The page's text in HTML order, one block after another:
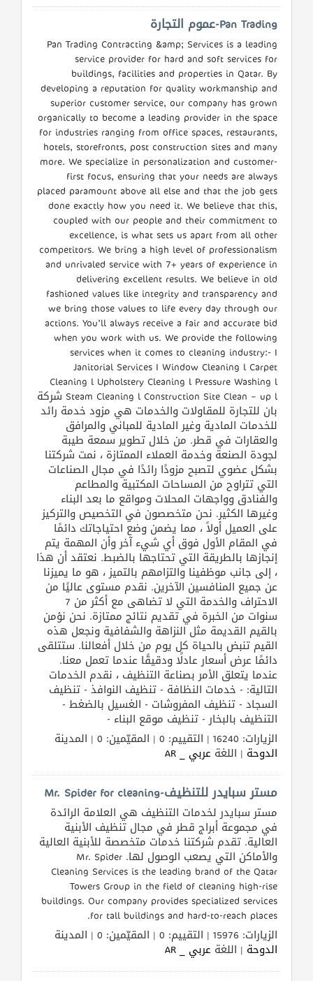
كيو
نمبر
كيو
كارز
كيو
ماركت
الدليل
القطري
POWERED
QHOST
Pan Trading-عموم التجارة
Pan Trading Contracting &amp; Services is a leading
service provider for hard and soft services for
buildings, facilities and properties in Qatar. By
developing a reputation for quality workmanship and
superior customer service, our company has grown
organically to become a leading provider in the space
for industries ranging from office spaces, restaurants,
hotels, storefronts, post construction sites and many
more. We specialize in personalization and customer-
first focus, ensuring that your needs are always
placed paramount above all else and that the job gets
done exactly how you need it. We believe that this,
coupled with our people and their commitment to
excellence, is what sets us apart from all other
competitors. We bring a high level of professionalism
and unrivaled service with 7+ years of experience in
delivering excellent results. We believe in old
fashioned values like integrity and transparency and
we bring those values to life every day through our
actions. You’ll always receive a fair and accurate bid
when you work with us. We provide the following
services when it comes to cleaning industry:- I
Janitorial Services I Window Cleaning l Carpet
Cleaning l Upholstery Cleaning l Pressure Washing l
Steam Cleaning l Construction Site Clean – up l شركة
بان للتجارة للمقاولات والخدمات هي مزود خدمة رائد
للخدمات المادية وغير المادية للمباني والمرافق
والعقارات في قطر. من خلال تطوير سمعة طيبة
لجودة الصنعة وخدمة العملاء الممتازة ، نمت شركتنا
بشكل عضوي لتصبح مزودًا رائدًا في مجال الصناعات
التي تتراوح من المساحات المكتبية والمطاعم
والفنادق وواجهات المحلات ومواقع ما بعد البناء
وغيرها الكثير. نحن متخصصون في التخصيص والتركيز
على العميل أولاً ، مما يضمن وضع احتياجاتك دائمًا
في المقام الأول فوق أي شيء آخر وأن المهمة يتم
إنجازها بالطريقة التي تحتاجها بالضبط. نعتقد أن هذا
، إلى جانب موظفينا والتزامهم بالتميز ، هو ما يميزنا
عن جميع المنافسين الآخرين. نقدم مستوى عاليًا من
الاحتراف والخدمة التي لا تضاهى مع أكثر من 7
سنوات من الخبرة في تقديم نتائج ممتازة. نحن نؤمن
بالقيم القديمة مثل النزاهة والشفافية ونجعل هذه
القيم تنبض بالحياة كل يوم من خلال أفعالنا. ستتلقى
دائمًا عرض أسعار عادلًا ودقيقًا عندما تعمل معنا.
عندما يتعلق الأمر بصناعة التنظيف ، نقدم الخدمات
التالية: - خدمات النظافة - تنظيف النوافذ - تنظيف
السجاد - تنظيف المفروشات - الغسيل بالضغط -
التنظيف بالبخار - تنظيف موقع البناء -
الزيارات: 16240 | التقييم: 0 | المقيّمين: 0 | المدينة
الدوحة | اللغة عربي _ AR
مستر سبايدر للتنظيف-Mr. Spider for cleaning
مستر سبايدر لخدمات التنظيف هي العلامة الرائدة
في مجموعة أبراج قطر في مجال تنظيف الأبنية
العالية. تقدم شركتنا خدمات متخصصة للأبنية العالية
والأماكن التي يصعب الوصول لها. Mr. Spider
Cleaning Services is the leading brand of the Qatar
Towers Group in the field of cleaning high-rise
buildings. Our company provides specialized services
for tall buildings and hard-to-reach places.
الزيارات: 15976 | التقييم: 0 | المقيّمين: 0 | المدينة
الدوحة | اللغة عربي _ AR